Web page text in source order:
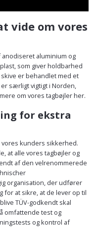
vide om vores
anodiseret aluminium og
som giver holdbarhed
er behandlet med et
særligt vigtigt i Norden,
om vores tagbøjler her.
for ekstra
kunders sikkerhed.
at alle vores tagbøjler og
af den velrenommerede
organisation, der udfører
at sikre, at de lever op til
TÜV-godkendt skal
omfattende test og
og kontrol af